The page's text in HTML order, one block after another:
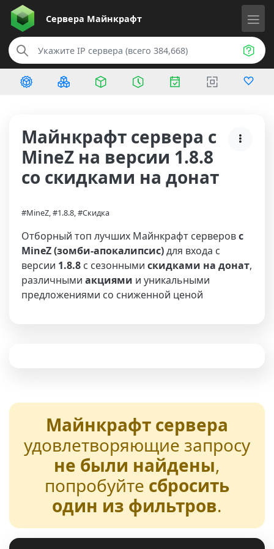
Сервера Майнкрафт
Майнкрафт сервера с
MineZ на версии 1.8.8
со скидками на донат
#MineZ, #1.8.8, #Скидка
Отборный топ лучших Майнкрафт серверовс
MineZ (зомби-апокалипсис)для входа с
версии 1.8.8 с сезонными скидками на донат,
различными акциями и уникальными
предложениями со сниженной ценой
Майнкрафт сервера
удовлетворяющие запросу
не были найдены,
попробуйте сбросить
один из фильтров.